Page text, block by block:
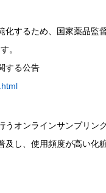
化するため、国家薬品監
。
する公告
オンラインサンプリン
及し、使用頻度が高い化